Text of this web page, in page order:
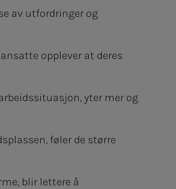
av utfordringer og
opplever at deres
yter mer og
føler de større
blir lettere å